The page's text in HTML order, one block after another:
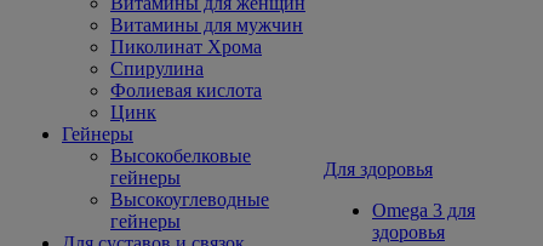
Витамины для мужчин
Пиколинат Хрома
Спирулина
Фолиевая кислота
Цинк
Гейнеры
Высокобелковые
гейнеры
Высокоуглеводные
гейнеры
Для здоровья
Omega 3 для
здоровья